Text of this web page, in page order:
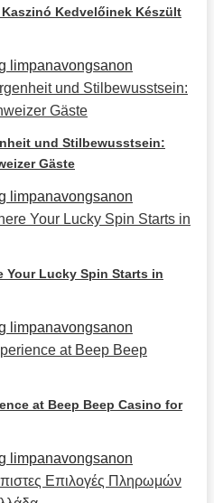
Kedvelőinek Készült
limpanavongsanon
und Stilbewusstsein:
Gäste
limpanavongsanon
Your Lucky Spin Starts in
limpanavongsanon
at Beep Beep Casino for
limpanavongsanon